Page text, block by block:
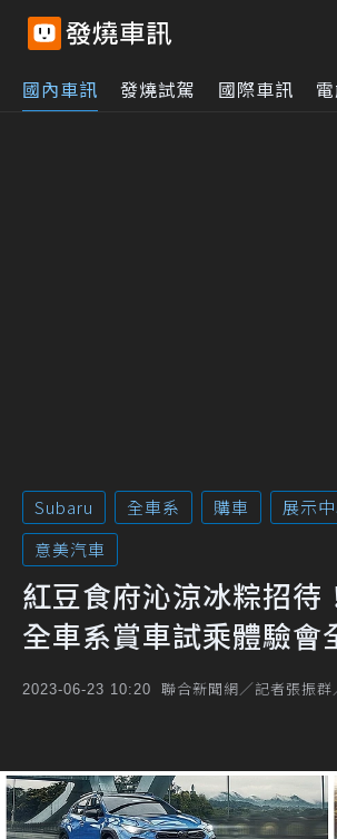
國內車訊 發燒試駕 國際車訊
Subaru 全車系 購車
展示
意美汽車
紅豆食府沁涼冰粽招待
全車系賞車試乘體驗會
2023-06-23 10:20 聯合新聞網／記者張振群